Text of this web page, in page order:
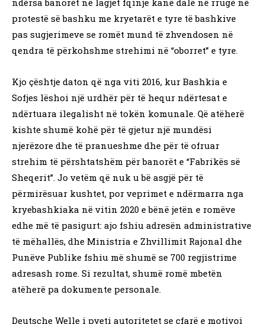
ndërsa banorët në lagjet fqinje kanë dalë në rrugë në
protestë së bashku me kryetarët e tyre të bashkive
pas sugjerimeve se romët mund të zhvendosen në
qendra të përkohshme strehimi në “oborret” e tyre.
Kjo çështje daton që nga viti 2016, kur Bashkia e
Sofjes lëshoi ​​një urdhër për të hequr ndërtesat e
ndërtuara ilegalisht në tokën komunale. Që atëherë
kishte shumë kohë për të gjetur një mundësi
njerëzore dhe të pranueshme dhe për të ofruar
strehim të përshtatshëm për banorët e “Fabrikës së
Sheqerit”. Jo vetëm që nuk u bë asgjë për të
përmirësuar kushtet, por veprimet e ndërmarra nga
kryebashkiaka në vitin 2020 e bënë jetën e romëve
edhe më të pasigurt: ajo fshiu adresën administrative
të mëhallës, dhe Ministria e Zhvillimit Rajonal dhe
Punëve Publike fshiu më shumë se 700 regjistrime
adresash rome. Si rezultat, shumë romë mbetën
atëherë pa dokumente personale.
Deutsche Welle i pyeti autoritetet se çfarë e motivoi